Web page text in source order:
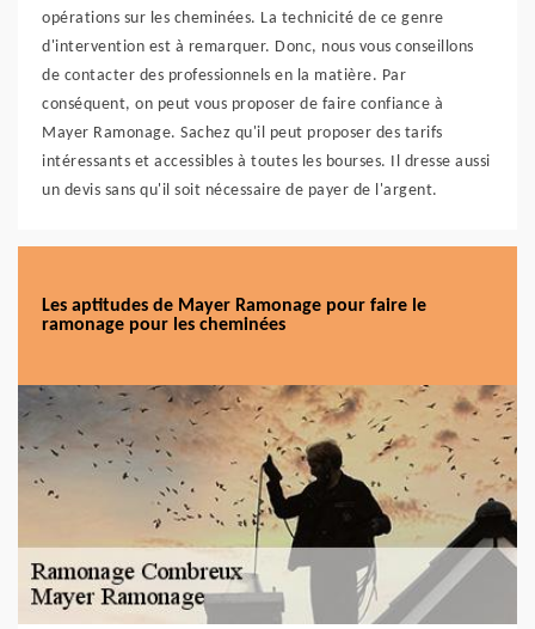
opérations sur les cheminées. La technicité de ce genre
d'intervention est à remarquer. Donc, nous vous conseillons
de contacter des professionnels en la matière. Par
conséquent, on peut vous proposer de faire confiance à
Mayer Ramonage. Sachez qu'il peut proposer des tarifs
intéressants et accessibles à toutes les bourses. Il dresse aussi
un devis sans qu'il soit nécessaire de payer de l'argent.
Les aptitudes de Mayer Ramonage pour faire le
ramonage pour les cheminées